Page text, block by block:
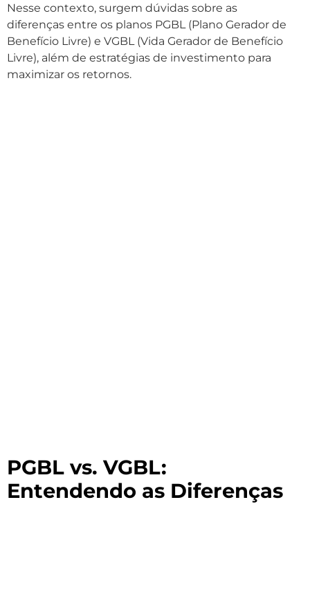
Nesse contexto, surgem dúvidas sobre as
diferenças entre os planos PGBL (Plano Gerador de
Benefício Livre) e VGBL (Vida Gerador de Benefício
Livre), além de estratégias de investimento para
maximizar os retornos.
PGBL vs. VGBL:
Entendendo as Diferenças